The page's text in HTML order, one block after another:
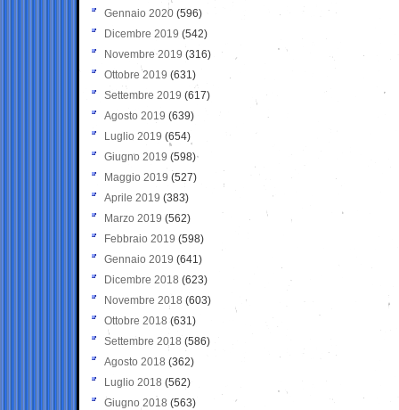
Gennaio 2020 (596)
Dicembre 2019 (542)
Novembre 2019 (316)
Ottobre 2019 (631)
Settembre 2019 (617)
Agosto 2019 (639)
Luglio 2019 (654)
Giugno 2019 (598)
Maggio 2019 (527)
Aprile 2019 (383)
Marzo 2019 (562)
Febbraio 2019 (598)
Gennaio 2019 (641)
Dicembre 2018 (623)
Novembre 2018 (603)
Ottobre 2018 (631)
Settembre 2018 (586)
Agosto 2018 (362)
Luglio 2018 (562)
Giugno 2018 (563)